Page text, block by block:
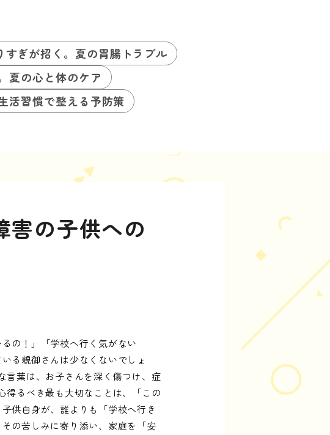
すぎが招く。夏の胃腸トラブル
夏の心と体のケア
活習慣で整える予防策
害の子供への
の！」「学校へ行く気がない
る親御さんは少なくないでしょ
言葉は、お子さんを深く傷つけ、症
得るべき最も大切なことは、「この
供自身が、誰よりも「学校へ行き
の苦しみに寄り添い、家庭を「安